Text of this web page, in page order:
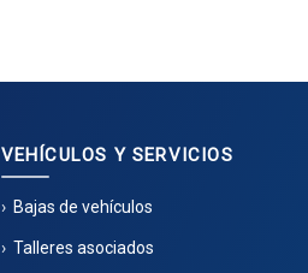
VEHÍCULOS Y SERVICIOS
Bajas de vehículos
Talleres asociados